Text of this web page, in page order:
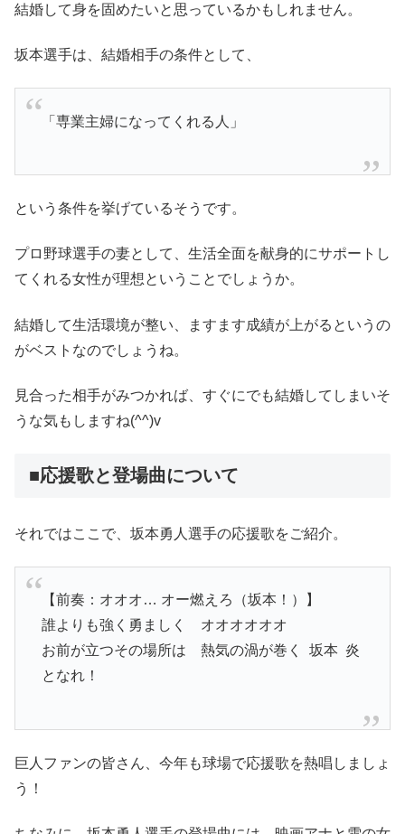
結婚して身を固めたいと思っているかもしれません。
坂本選手は、結婚相手の条件として、
「専業主婦になってくれる人」
という条件を挙げているそうです。
プロ野球選手の妻として、生活全面を献身的にサポートし
てくれる女性が理想ということでしょうか。
結婚して生活環境が整い、ますます成績が上がるというの
がベストなのでしょうね。
見合った相手がみつかれば、すぐにでも結婚してしまいそ
うな気もしますね(^^)v
■応援歌と登場曲について
それではここで、坂本勇人選手の応援歌をご紹介。
【前奏：オオオ… オー燃えろ（坂本！）】
誰よりも強く勇ましく オオオオオオ
お前が立つその場所は 熱気の渦が巻く 坂本 炎
となれ！
巨人ファンの皆さん、今年も球場で応援歌を熱唱しましょ
う！